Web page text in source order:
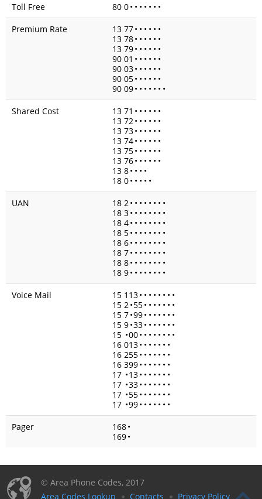
Toll Free
80 0• • • • • • •
Premium Rate
13 77• • • • • •
13 78• • • • • •
13 79• • • • • •
90 01 • • • • • •
90 03• • • • • •
90 05• • • • • •
90 09• • • • • • •
Shared Cost
13 71 • • • • • •
13 72• • • • • •
13 73• • • • • •
13 74• • • • • •
13 75• • • • • •
13 76• • • • • •
13 8• • • •
18 0• • • • •
UAN
18 2• • • • • • • •
18 3• • • • • • • •
18 4• • • • • • • •
18 5• • • • • • • •
18 6• • • • • • • •
18 7• • • • • • • •
18 8• • • • • • • •
18 9• • • • • • • •
Voice Mail
15 113• • • • • • • •
15 2•55• • • • • • •
15 7•99• • • • • • •
15 9•33• • • • • • •
15 •00• • • • • • • •
16 013• • • • • • •
16 255• • • • • • •
16 399• • • • • • •
17 •13• • • • • • •
17 •33• • • • • • •
17 •55• • • • • • •
17 •99• • • • • • •
Pager
168•
169•
© Area Phone Codes, 2017
Area Codes Lookup
Contacts Privacy Policy